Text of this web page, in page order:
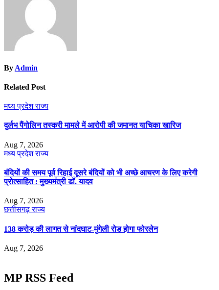
By Admin
Related Post
मध्य प्रदेशराज्य
दुर्लभ पैंगोलिन तस्करी मामले में आरोपी की जमानत याचिका खारिज
Aug 7, 2026
मध्य प्रदेशराज्य
बंदियों की समय पूर्व रिहाई दूसरे बंदियों को भी अच्छे आचरण के लिए करेगी
प्रोत्साहित : मुख्यमंत्री डॉ. यादव
Aug 7, 2026
छत्तीसगढ़राज्य
138 करोड़ की लागत से नांदघाट-मुंगेली रोड होगा फोरलेन
Aug 7, 2026
MP RSS Feed